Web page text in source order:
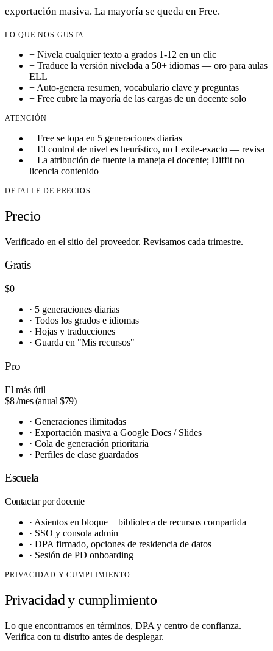
exportación masiva. La mayoría se queda en Free.
LO QUE NOS GUSTA
+ Nivela cualquier texto a grados 1-12 en un clic
+ Traduce la versión nivelada a 50+ idiomas — oro para aulas
ELL
+ Auto-genera resumen, vocabulario clave y preguntas
+ Free cubre la mayoría de las cargas de un docente solo
ATENCIÓN
− Free se topa en 5 generaciones diarias
− El control de nivel es heurístico, no Lexile-exacto — revisa
− La atribución de fuente la maneja el docente; Diffit no
licencia contenido
DETALLE DE PRECIOS
Precio
Verificado en el sitio del proveedor. Revisamos cada trimestre.
Gratis
$0
· 5 generaciones diarias
· Todos los grados e idiomas
· Hojas y traducciones
· Guarda en "Mis recursos"
Pro
El más útil
$8/mes (anual $79)
· Generaciones ilimitadas
· Exportación masiva a Google Docs / Slides
· Cola de generación prioritaria
· Perfiles de clase guardados
Escuela
Contactarpor docente
· Asientos en bloque + biblioteca de recursos compartida
· SSO y consola admin
· DPA firmado, opciones de residencia de datos
· Sesión de PD onboarding
PRIVACIDAD Y CUMPLIMIENTO
Privacidad y cumplimiento
Lo que encontramos en términos, DPA y centro de confianza.
Verifica con tu distrito antes de desplegar.